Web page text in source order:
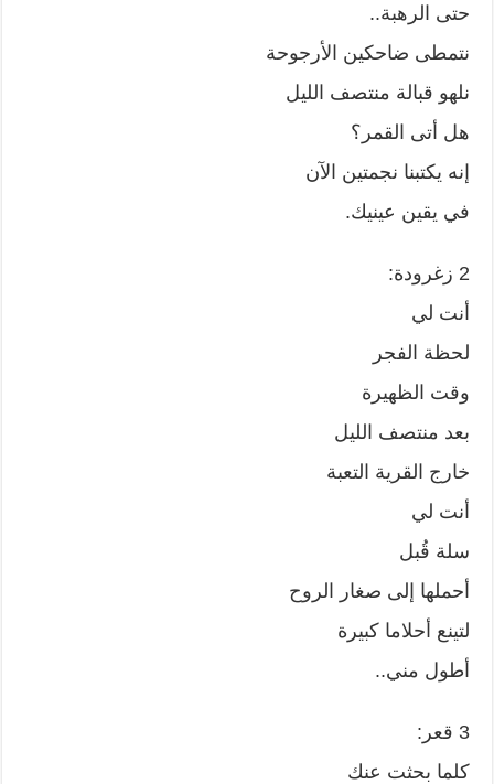
حتى الرهبة..
نتمطى ضاحكين الأرجوحة
نلهو قبالة منتصف الليل
هل أتى القمر؟
إنه يكتبنا نجمتين الآن
في يقين عينيك.
2 زغرودة:
أنت لي
لحظة الفجر
وقت الظهيرة
بعد منتصف الليل
خارج القرية التعبة
أنت لي
سلة قُبل
أحملها إلى صغار الروح
لتينع أحلاما كبيرة
أطول مني..
3 قعر:
كلما بحثت عنك